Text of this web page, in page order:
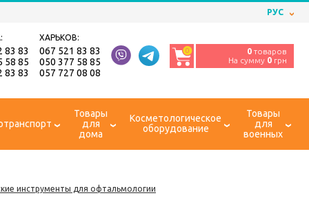
РУС
83 83
58 85
83 83
ХАРЬКОВ:
067 521 83 83
050 377 58 85
057 727 08 08
0 0 товаров
На сумму 0 грн
Товары
для
дома
Косметологическое
оборудование
Товары
для
военных
инструменты для офтальмологии